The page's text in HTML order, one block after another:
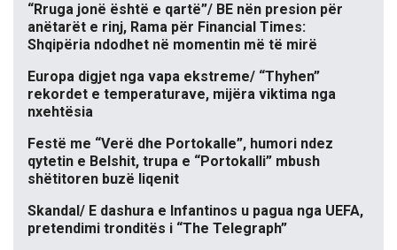
“Rruga jonë është e qartë”/ BE nën presion për
anëtarët e rinj, Rama për Financial Times:
Shqipëria ndodhet në momentin më të mirë
Europa digjet nga vapa ekstreme/ “Thyhen”
rekordet e temperaturave, mijëra viktima nga
nxehtësia
Festë me “Verë dhe Portokalle”, humori ndez
qytetin e Belshit, trupa e “Portokalli” mbush
shëtitoren buzë liqenit
Skandal/ E dashura e Infantinos u pagua nga UEFA,
pretendimi tronditës i “The Telegraph”